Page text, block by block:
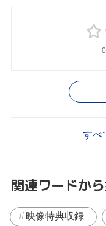
すべ
関連ワードか
映像特典収録